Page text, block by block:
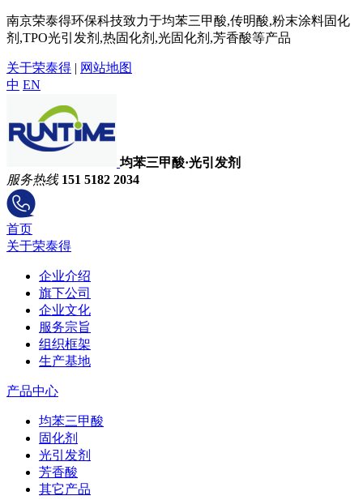
南京荣泰得环保科技致力于均苯三甲酸,传明酸,粉末涂料固化
剂,TPO光引发剂,热固化剂,光固化剂,芳香酸等产品
关于荣泰得 | 网站地图
中 EN
均苯三甲酸·光引发剂
服务热线 151 5182 2034
首页
关于荣泰得
企业介绍
旗下公司
企业文化
服务宗旨
组织框架
生产基地
产品中心
均苯三甲酸
固化剂
光引发剂
芳香酸
其它产品